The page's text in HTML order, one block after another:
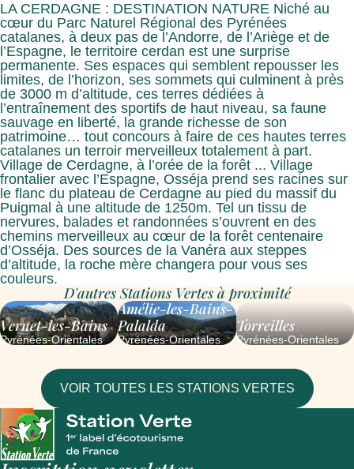
LA CERDAGNE : DESTINATION NATURE Niché au
cœur du Parc Naturel Régional des Pyrénées
catalanes, à deux pas de l’Andorre, de l’Ariège et de
l’Espagne, le territoire cerdan est une surprise
permanente. Ses espaces qui semblent repousser les
limites, de l’horizon, ses sommets qui culminent à près
de 3000 m d’altitude, ces terres dédiées à
l’entraînement des sportifs de haut niveau, sa faune
sauvage en liberté, la grande richesse de son
patrimoine… tout concours à faire de ces hautes terres
catalanes un terroir merveilleux totalement à part.
Village de Cerdagne, à l’orée de la forêt ... Village
frontalier avec l’Espagne, Osséja prend ses racines sur
le flanc du plateau de Cerdagne au pied du massif du
Puigmal à une altitude de 1250m. Tel un tissu de
nervures, balades et randonnées s’ouvrent en des
chemins merveilleux au cœur de la forêt centenaire
d’Osséja. Des sources de la Vanéra aux steppes
d’altitude, la roche mère changera pour vous ses
couleurs.
D'autres Stations Vertes à proximité
Vernet-les-Bains
Pyrénées-Orientales
Amélie-les-Bains-
Palalda
Pyrénées-Orientales
Torreilles
Pyrénées-Orientales
VOIR TOUTES LES STATIONS VERTES